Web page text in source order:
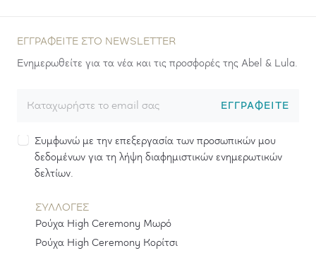
ΕΓΓΡΑΦΕΊΤΕ ΣΤΟ NEWSLETTER
Ενημερωθείτε για τα νέα και τις προσφορές της Abel & Lula.
ΕΓΓΡΑΦΕΊΤΕ
Συμφωνώ με την επεξεργασία των προσωπικών μου
δεδομένων για τη λήψη διαφημιστικών ενημερωτικών
δελτίων.
ΣΥΛΛΟΓΕΣ
Ρούχα High Ceremony Μωρό
Ρούχα High Ceremony Κορίτσι